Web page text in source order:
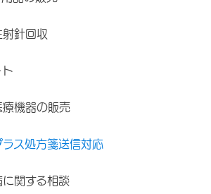
針回収
機器の販売
ス処方箋送信対応
関する相談